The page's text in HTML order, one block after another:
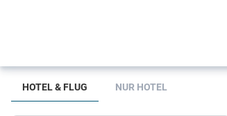
Suchlistenseite
HOTEL & FLUG NUR HOTEL